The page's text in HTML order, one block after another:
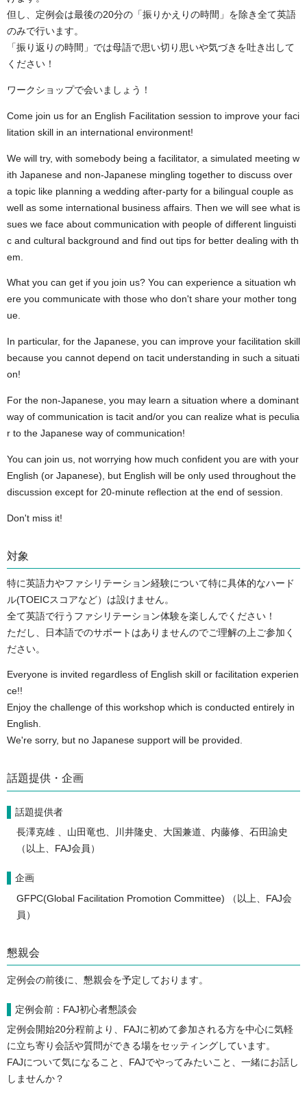
但し、定例会は最後の20分の「振りかえりの時間」を除き全て英語
のみで行います。
「振り返りの時間」では母語で思い切り思いや気づきを吐き出して
ください！
ワークショップで会いましょう！
Come join us for an English Facilitation session to improve your faci
litation skill in an international environment!
We will try, with somebody being a facilitator, a simulated meeting w
ith Japanese and non-Japanese mingling together to discuss over
a topic like planning a wedding after-party for a bilingual couple as
well as some international business affairs. Then we will see what is
sues we face about communication with people of different linguisti
c and cultural background and find out tips for better dealing with th
em.
What you can get if you join us? You can experience a situation wh
ere you communicate with those who don't share your mother tong
ue.
In particular, for the Japanese, you can improve your facilitation skill
because you cannot depend on tacit understanding in such a situati
on!
For the non-Japanese, you may learn a situation where a dominant
way of communication is tacit and/or you can realize what is peculia
r to the Japanese way of communication!
You can join us, not worrying how much confident you are with your
English (or Japanese), but English will be only used throughout the
discussion except for 20-minute reflection at the end of session.
Don't miss it!
対象
特に英語力やファシリテーション経験について特に具体的なハード
ル(TOEICスコアなど）は設けません。
全て英語で行うファシリテーション体験を楽しんでください！
ただし、日本語でのサポートはありませんのでご理解の上ご参加く
ださい。
Everyone is invited regardless of English skill or facilitation experien
ce!!
Enjoy the challenge of this workshop which is conducted entirely in
English.
We're sorry, but no Japanese support will be provided.
話題提供・企画
話題提供者
長澤克雄 、山田竜也、川井隆史、大国兼道、内藤修、石田諭史
（以上、FAJ会員）
企画
GFPC(Global Facilitation Promotion Committee) （以上、FAJ会
員）
懇親会
定例会の前後に、懇親会を予定しております。
定例会前：FAJ初心者懇談会
定例会開始20分程前より、FAJに初めて参加される方を中心に気軽
に立ち寄り会話や質問ができる場をセッティングしています。
FAJについて気になること、FAJでやってみたいこと、一緒にお話し
しませんか？